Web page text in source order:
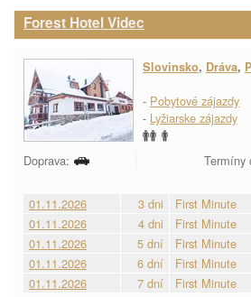
Forest Hotel Videc
Slovinsko, Dráva,
- Pobytové zájazdy
- Lyžiarske zájazdy
Doprava: Termíny
01.11.2026 3 dni First Minute
01.11.2026
4 dni First Minute
01.11.2026
5 dní First Minute
01.11.2026
6 dní First Minute
01.11.2026
7 dní First Minute